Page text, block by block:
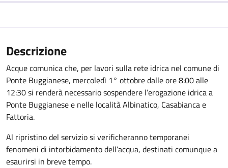
Descrizione
Acque comunica che, per lavori sulla rete idrica nel comune di
Ponte Buggianese, mercoledì 1° ottobre dalle ore 8:00 alle
12:30 si renderà necessario sospendere l’erogazione idrica a
Ponte Buggianese e nelle località Albinatico, Casabianca e
Fattoria.
Al ripristino del servizio si verificheranno temporanei
fenomeni di intorbidamento dell’acqua, destinati comunque a
esaurirsi in breve tempo.